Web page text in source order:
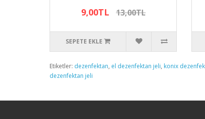
9,00TL 13,00TL
SEPETE EKLE
Etiketler: dezenfektan, el dezenfektan jeli, konix
dezenfektan jeli